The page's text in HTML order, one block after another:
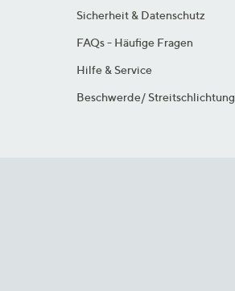
Sicherheit & Datenschutz
FAQs - Häufige Fragen
Hilfe & Service
Beschwerde/ Streitschlichtung